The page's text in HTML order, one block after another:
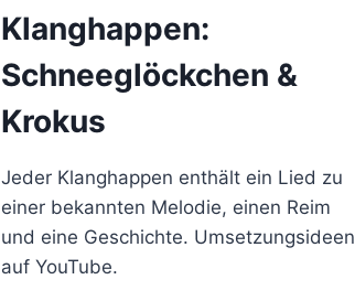
Klanghappen:
Schneeglöckchen &
Krokus
Jeder Klanghappen enthält ein Lied zu
einer bekannten Melodie, einen Reim
und eine Geschichte. Umsetzungsideen
auf YouTube.